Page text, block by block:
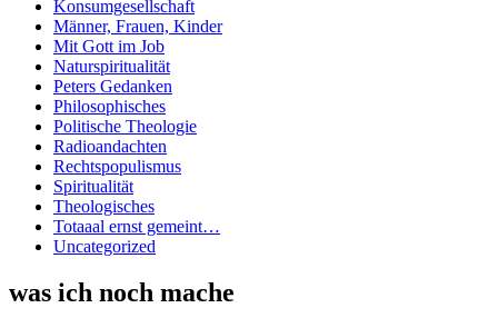
Konsumgesellschaft
Männer, Frauen, Kinder
Mit Gott im Job
Naturspiritualität
Peters Gedanken
Philosophisches
Politische Theologie
Radioandachten
Rechtspopulismus
Spiritualität
Theologisches
Totaaal ernst gemeint…
Uncategorized
was ich noch mache